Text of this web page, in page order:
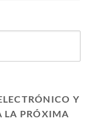
Y
LA PRÓXIMA